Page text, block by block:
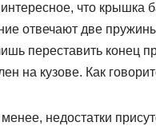
что крышка
отвечают две
переставить конец
на кузове. Как
недостатки